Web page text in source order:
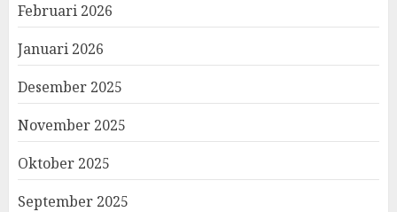
Februari 2026
Januari 2026
Desember 2025
November 2025
Oktober 2025
September 2025